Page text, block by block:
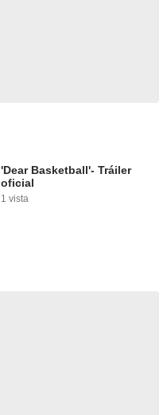
'Dear Basketball'- Tráiler
oficial
1 vista